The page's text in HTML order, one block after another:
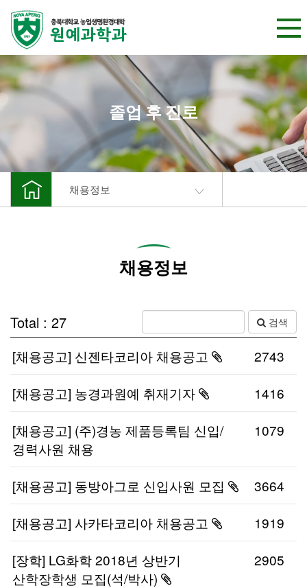
졸업 후 진로
채용정보
채용정보
Total : 27 검색
[채용공고] 신젠타코리아 채용공고
첨부파일이
2743
[채용공고] 농경과원예 취재기자
첨부파일이
1416
[채용공고] (주)경농 제품등록팀 신입/
경력사원 채용
1079
[채용공고] 동방아그로 신입사원 모집
첨부파일이
3664
[채용공고] 사카타코리아 채용공고
첨부파일이
1919
[장학] LG화학 2018년 상반기
산학장학생 모집(석/박사)
2905